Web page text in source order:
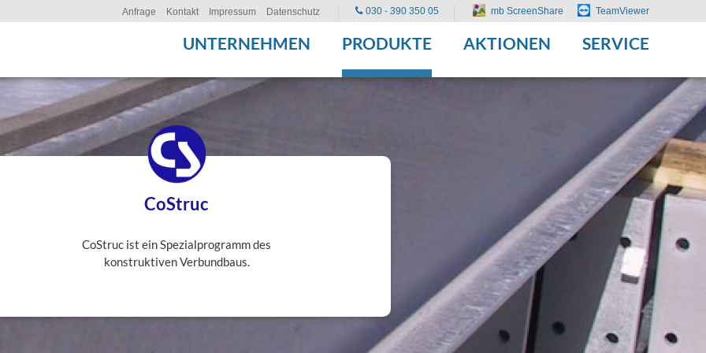
UNTERNEHMEN PRODUKTE AKTIONEN SERVICE
CoStruc
CoStruc ist ein Spezialprogramm des
konstruktiven Verbundbaus.
Anfrage Kontakt Impressum Datenschutz 030 - 390 350 05 mb ScreenShare TeamViewer